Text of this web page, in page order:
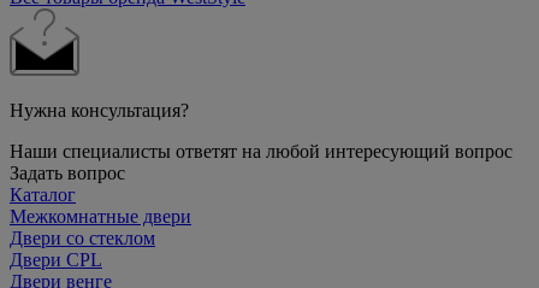
Нужна консультация?
Наши специалисты ответят на любой интересующий вопрос
Задать вопрос
Каталог
Межкомнатные двери
Двери со стеклом
Двери CPL
Двери венге